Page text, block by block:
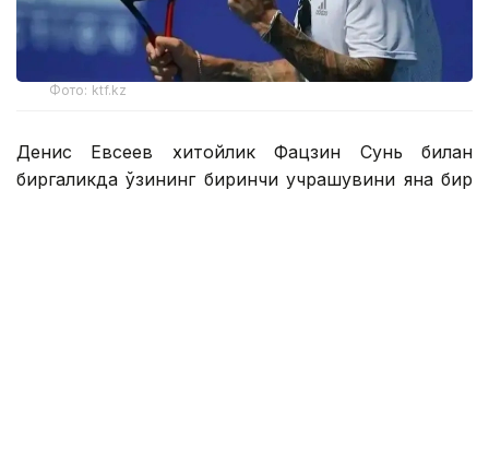
Фото: ktf.kz
Денис Евсеев хитойлик Фацзин Сунь билан
биргаликда ўзининг биринчи учрашувини яна бир